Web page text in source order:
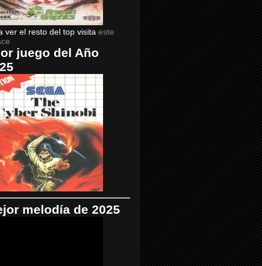
ver el resto del top visita este
juego del Año
melodía de 2025